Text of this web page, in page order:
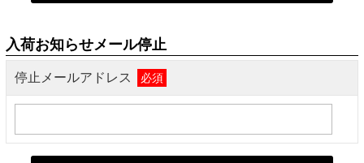
入荷お知らせメール停止
停止メールアドレス
必須